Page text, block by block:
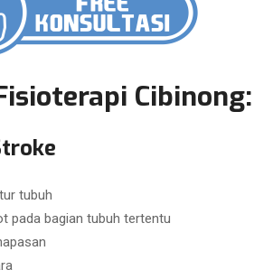
Cibinong:
tubuh
pada bagian tubuh tertentu